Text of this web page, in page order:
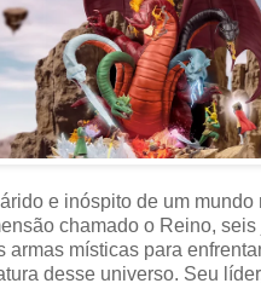
e inóspito de um
chamado o Reino,
armas místicas para
desse universo. Seu